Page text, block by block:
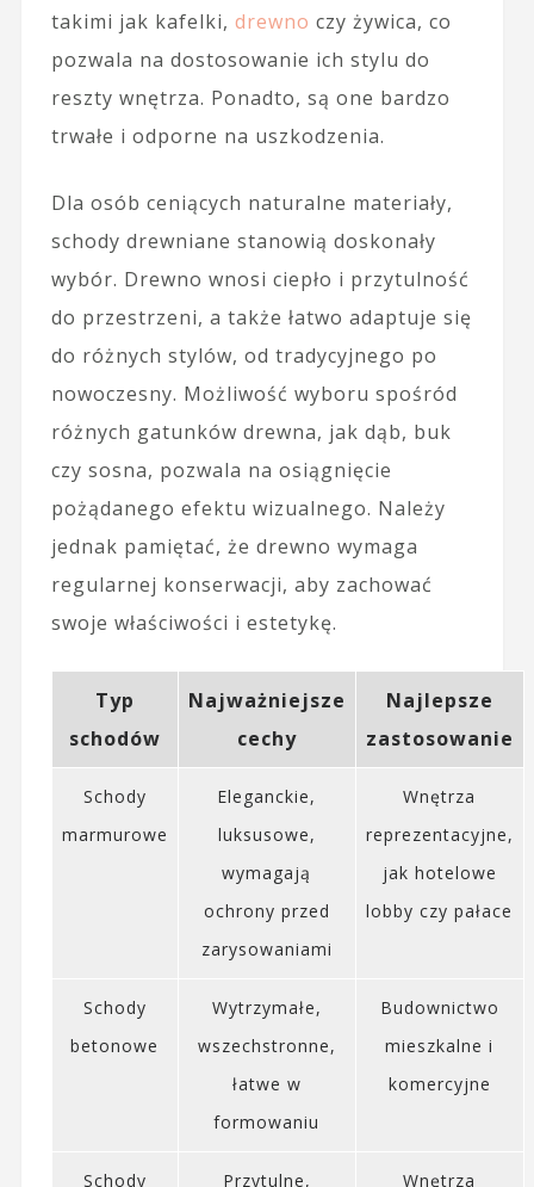
takimi jak kafelki, drewno czy żywica, co
pozwala na dostosowanie ich stylu do
reszty wnętrza. Ponadto, są one bardzo
trwałe i odporne na uszkodzenia.
Dla osób ceniących naturalne materiały,
schody drewniane stanowią doskonały
wybór. Drewno wnosi ciepło i przytulność
do przestrzeni, a także łatwo adaptuje się
do różnych stylów, od tradycyjnego po
nowoczesny. Możliwość wyboru spośród
różnych gatunków drewna, jak dąb, buk
czy sosna, pozwala na osiągnięcie
pożądanego efektu wizualnego. Należy
jednak pamiętać, że drewno wymaga
regularnej konserwacji, aby zachować
swoje właściwości i estetykę.
Typ
schodów
Najważniejsze
cechy
Najlepsze
zastosowanie
Schody
marmurowe
Eleganckie,
luksusowe,
wymagają
ochrony przed
zarysowaniami
Wnętrza
reprezentacyjne,
jak hotelowe
lobby czy pałace
Schody
betonowe
Wytrzymałe,
wszechstronne,
łatwe w
formowaniu
Budownictwo
mieszkalne i
komercyjne
Schody Przytulne, Wnętrza